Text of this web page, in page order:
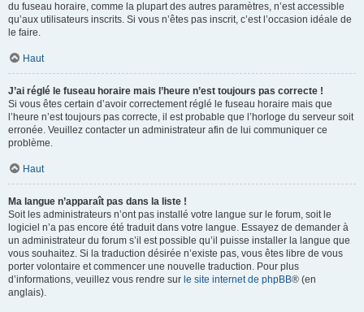
du fuseau horaire, comme la plupart des autres paramètres, n’est accessible
qu’aux utilisateurs inscrits. Si vous n’êtes pas inscrit, c’est l’occasion idéale de
le faire.
Haut
J’ai réglé le fuseau horaire mais l’heure n’est toujours pas correcte !
Si vous êtes certain d’avoir correctement réglé le fuseau horaire mais que
l’heure n’est toujours pas correcte, il est probable que l’horloge du serveur soit
erronée. Veuillez contacter un administrateur afin de lui communiquer ce
problème.
Haut
Ma langue n’apparaît pas dans la liste !
Soit les administrateurs n’ont pas installé votre langue sur le forum, soit le
logiciel n’a pas encore été traduit dans votre langue. Essayez de demander à
un administrateur du forum s’il est possible qu’il puisse installer la langue que
vous souhaitez. Si la traduction désirée n’existe pas, vous êtes libre de vous
porter volontaire et commencer une nouvelle traduction. Pour plus
d’informations, veuillez vous rendre sur le site internet de phpBB® (en
anglais).